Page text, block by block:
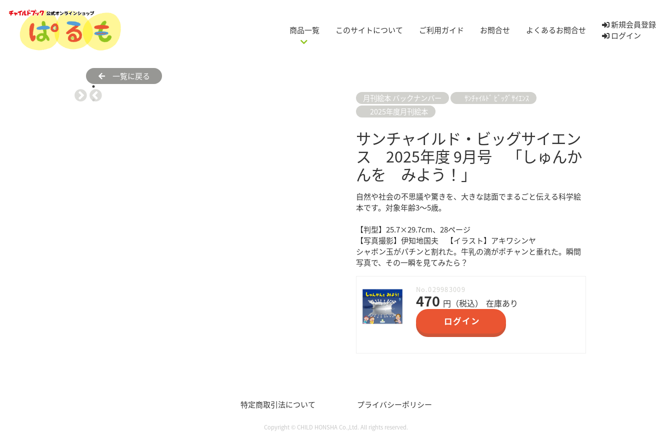
商品一覧 このサイトについて ご利用ガイド お問合せ よくあるお問合せ
新規会員登録
ログイン
一覧に戻る
月刊絵本 バックナンバー
ｻﾝﾁｬｲﾙﾄﾞ ﾋﾞｯｸﾞｻｲｴﾝｽ
2025年度月刊絵本
サンチャイルド・ビッグサイエン
ス 2025年度 9月号 「しゅんか
んを みよう！」
自然や社会の不思議や驚きを、大きな誌面でまるごと伝える科学絵
本です。対象年齢3～5歳。
【判型】25.7×29.7cm、28ページ
【写真撮影】伊知地国夫 【イラスト】アキワシンヤ
シャボン玉がパチンと割れた。牛乳の滴がポチャンと垂れた。瞬間
写真で、その一瞬を見てみたら？
No.029983009
470 円（税込）
在庫あり
ログイン
特定商取引法について プライバシーポリシー
Copyright © CHILD HONSHA Co.,Ltd. All rights reserved.